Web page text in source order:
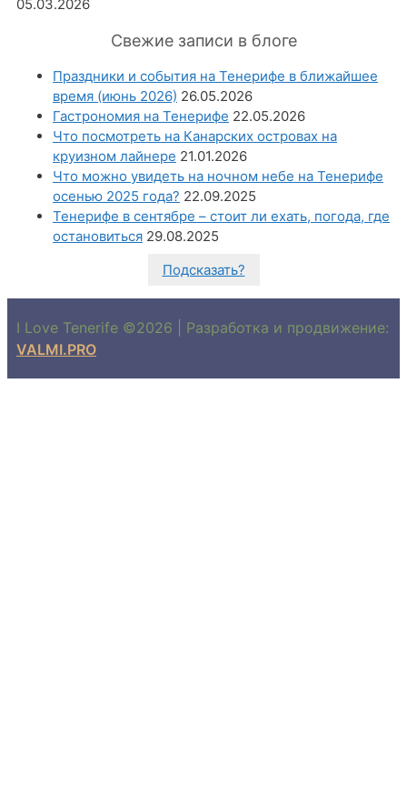
05.03.2026
Свежие записи в блоге
Праздники и события на Тенерифе в ближайшее
время (июнь 2026) 26.05.2026
Гастрономия на Тенерифе 22.05.2026
Что посмотреть на Канарских островах на
круизном лайнере 21.01.2026
Что можно увидеть на ночном небе на Тенерифе
осенью 2025 года? 22.09.2025
Тенерифе в сентябре – стоит ли ехать, погода, где
остановиться 29.08.2025
Подсказать?
I Love Tenerife ©2026 | Разработка и продвижение:
VALMI.PRO